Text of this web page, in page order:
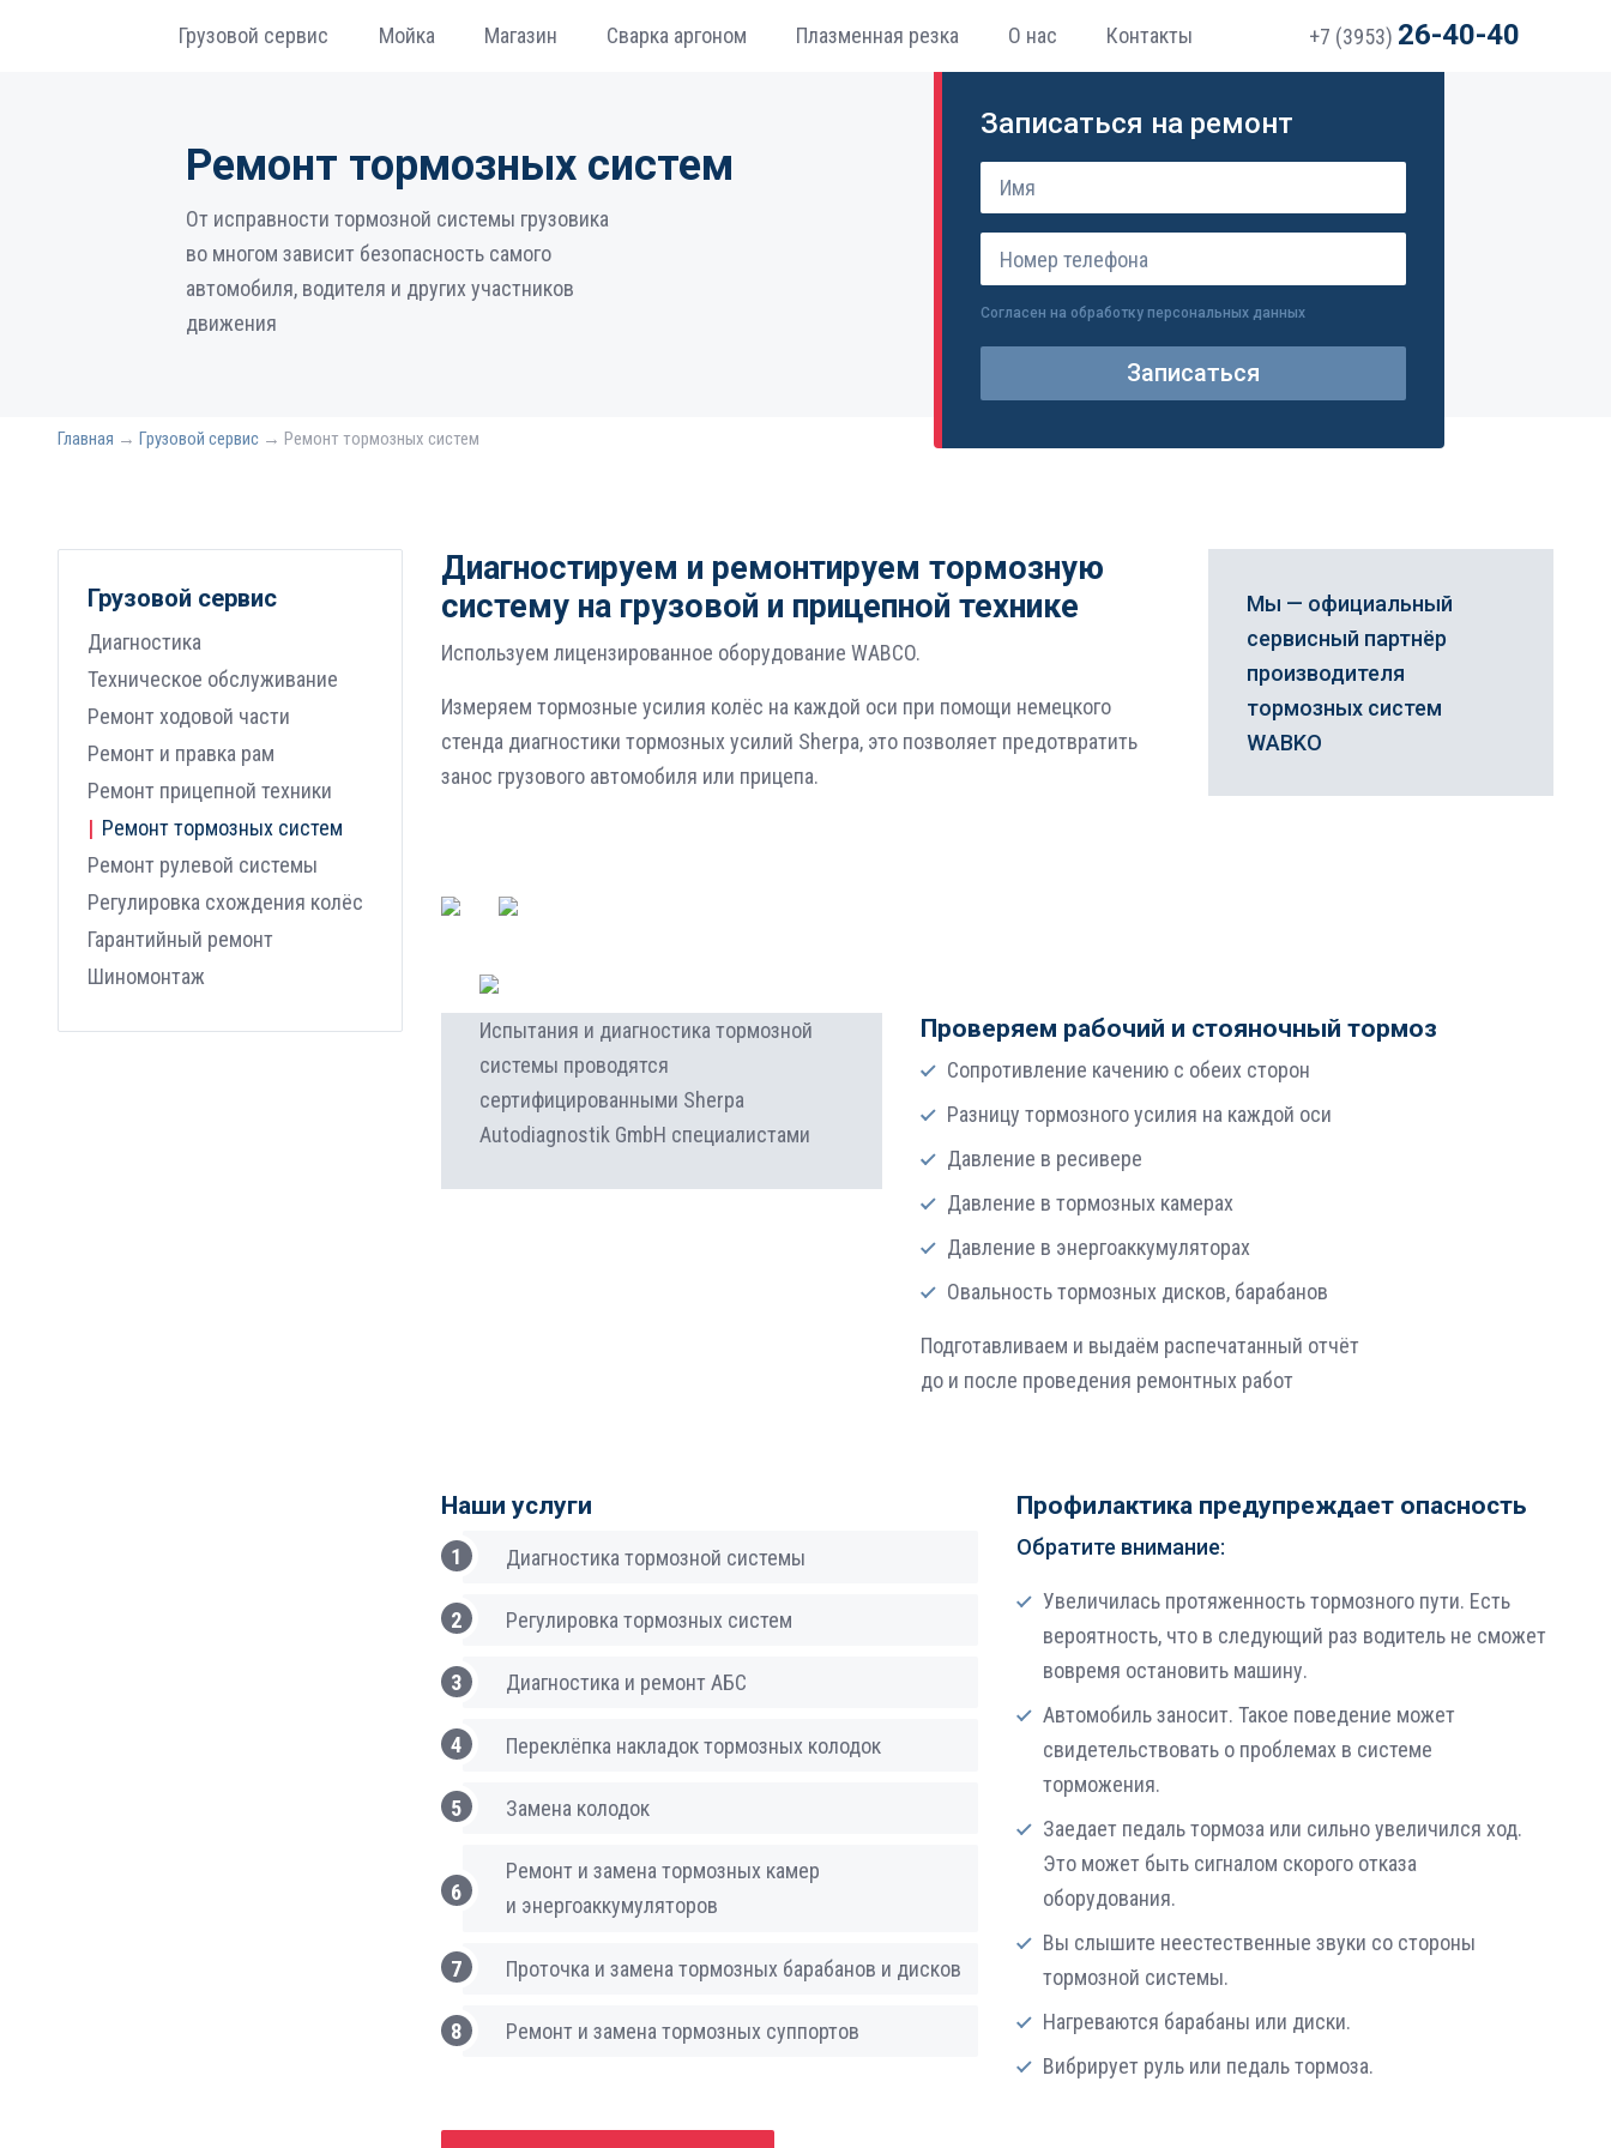
Грузовой сервис Мойка Магазин Сварка аргоном Плазменная резка О нас Контакты +7 (3953) 26-40-40
Ремонт тормозных систем
От исправности тормозной системы грузовика
во многом зависит безопасность самого
автомобиля, водителя и других участников
движения
Записаться на ремонт
Согласен на обработку персональных данных
Записаться
Главная → Грузовой сервис → Ремонт тормозных систем
Грузовой сервис
Диагностика
Техническое обслуживание
Ремонт ходовой части
Ремонт и правка рам
Ремонт прицепной техники
Ремонт тормозных систем
Ремонт рулевой системы
Регулировка схождения колёс
Гарантийный ремонт
Шиномонтаж
Диагностируем и ремонтируем тормозную
систему на грузовой и прицепной технике
Используем лицензированное оборудование WABCO.
Измеряем тормозные усилия колёс на каждой оси при помощи немецкого
стенда диагностики тормозных усилий Sherpa, это позволяет предотвратить
занос грузового автомобиля или прицепа.
Мы — официальный
сервисный партнёр
производителя
тормозных систем
WABKO
Испытания и диагностика тормозной
системы проводятся
сертифицированными Sherpa
Autodiagnostik GmbH специалистами
Проверяем рабочий и стояночный тормоз
Сопротивление качению с обеих сторон
Разницу тормозного усилия на каждой оси
Давление в ресивере
Давление в тормозных камерах
Давление в энергоаккумуляторах
Овальность тормозных дисков, барабанов
Подготавливаем и выдаём распечатанный отчёт
до и после проведения ремонтных работ
Наши услуги
Диагностика тормозной системы
Регулировка тормозных систем
Диагностика и ремонт АБС
Переклёпка накладок тормозных колодок
Замена колодок
Ремонт и замена тормозных камер
и энергоаккумуляторов
Проточка и замена тормозных барабанов и дисков
Ремонт и замена тормозных суппортов
Профилактика предупреждает опасность
Обратите внимание:
Увеличилась протяженность тормозного пути. Есть
вероятность, что в следующий раз водитель не сможет
вовремя остановить машину.
Автомобиль заносит. Такое поведение может
свидетельствовать о проблемах в системе
торможения.
Заедает педаль тормоза или сильно увеличился ход.
Это может быть сигналом скорого отказа
оборудования.
Вы слышите неестественные звуки со стороны
тормозной системы.
Нагреваются барабаны или диски.
Вибрирует руль или педаль тормоза.